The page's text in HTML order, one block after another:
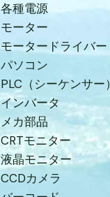
各種電源
モーター
モータードライバー
パソコン
PLC（シーケンサー）
インバータ
メカ部品
CRTモニター
液晶モニター
CCDカメラ